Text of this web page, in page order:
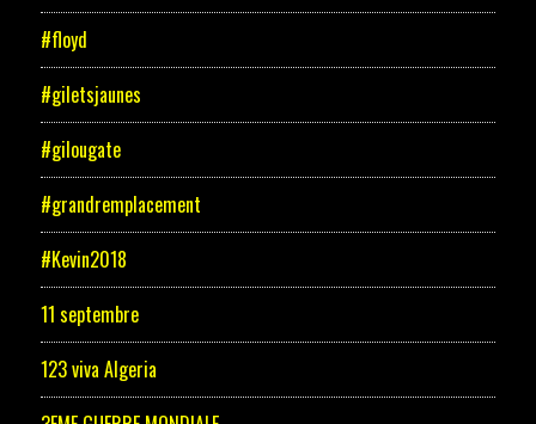
#floyd
#giletsjaunes
#gilougate
#grandremplacement
#Kevin2018
11 septembre
123 viva Algeria